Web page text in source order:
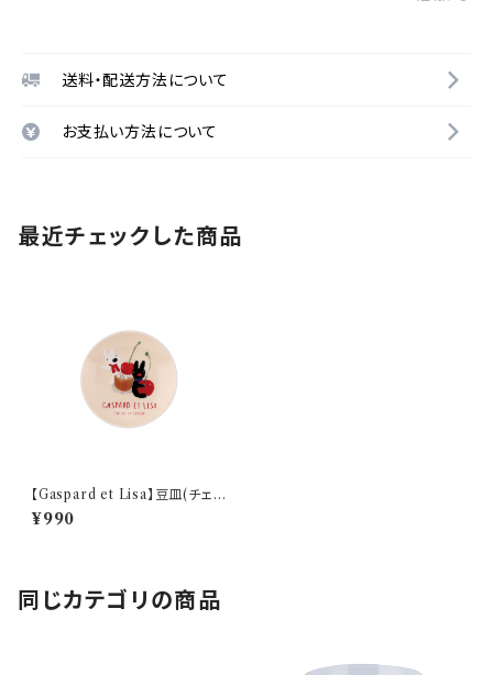
送料・配送方法について
お支払い方法について
最近チェックした商品
【Gaspard et Lisa】豆皿(チェリ
ー)【LG170】 LG171-333
¥990
同じカテゴリの商品